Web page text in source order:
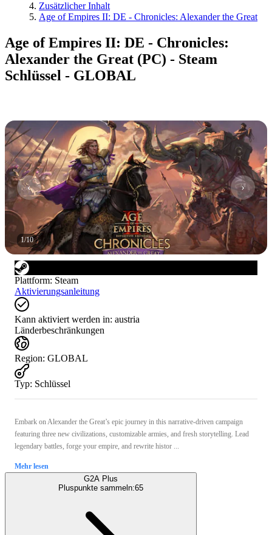
Zusätzlicher Inhalt
Age of Empires II: DE - Chronicles: Alexander the Great
Age of Empires II: DE - Chronicles:
Alexander the Great (PC) - Steam
Schlüssel - GLOBAL
1/10
Plattform: Steam
Aktivierungsanleitung
Kann aktiviert werden in: austria
Länderbeschränkungen
Region: GLOBAL
Typ: Schlüssel
Embark on Alexander the Great’s epic journey in this narrative-driven campaign
featuring three new civilizations, customizable armies, and fresh storytelling. Lead
legendary battles, forge your empire, and rewrite histor ...
Mehr lesen
G2A Plus
Pluspunkte sammeln:65